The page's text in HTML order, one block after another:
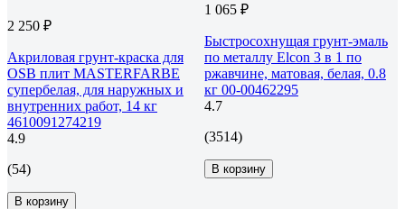
2 250 ₽
Акриловая грунт-краска для
OSB плит MASTERFARBE
супербелая, для наружных и
внутренних работ, 14 кг
4610091274219
4.9
(54)
В корзину
1 065 ₽
Быстросохнущая грунт-эмаль
по металлу Elcon 3 в 1 по
ржавчине, матовая, белая, 0.8
кг 00-00462295
4.7
(3514)
В корзину